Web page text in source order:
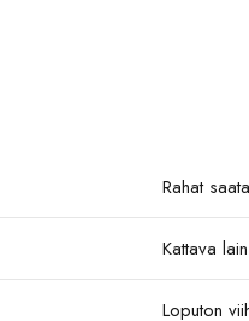
Rahat
Kattava
Loputon